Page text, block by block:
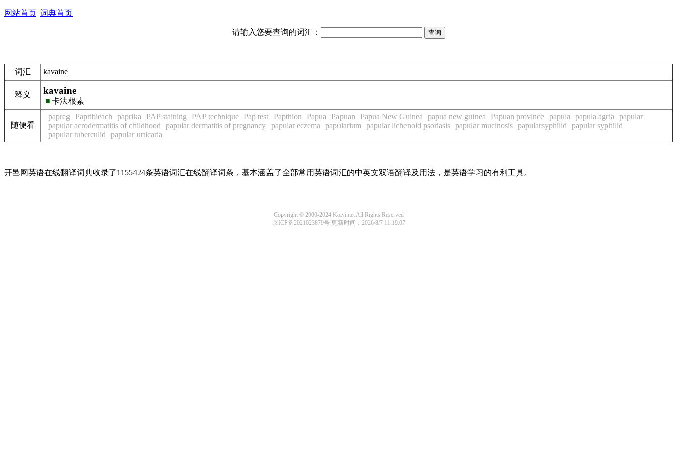
网站首页 词典首页
请输入您要查询的词汇：
词汇 kavaine
释义 kavaine
■ 卡法根素
随便看
papreg Papribleach paprika PAP staining PAP technique Pap test Papthion Papua Papuan Papua New Guinea papua new guinea Papuan province papula papula agria
papular
papular acrodermatitis of childhood
papular dermatitis of pregnancy papular eczema papularium papular lichenoid psoriasis papular mucinosis papularsyphilid
papular syphilid
papular tuberculid
papular urticaria
开邑网英语在线翻译词典收录了1155424条英语词汇在线翻译词条，基本涵盖了全部常用英语词汇的中英文双语翻译及用法，是英语学习的有利工具。
Copyright © 2000-2024 Kaiyi.net All Rights Reserved
京ICP备2021023879号更新时间：2026/8/7 11:19:07